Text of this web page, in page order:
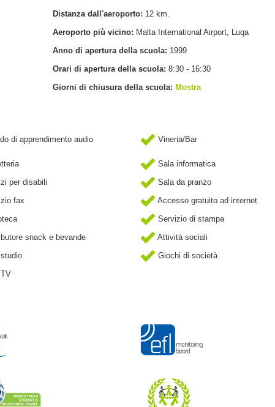
Distanza dall'aeroporto: 12 km.
Aeroporto più vicino: Malta International Airport, Luqa
Anno di apertura della scuola: 1999
Orari di apertura della scuola: 8:30 - 16:30
Giorni di chiusura della scuola: Mostra
di apprendimento audio Vineria/Bar
Sala informatica
per disabili
Sala da pranzo
fax
Accesso gratuito ad internet
Servizio di stampa
snack e bevande
Attività sociali
Giochi di società